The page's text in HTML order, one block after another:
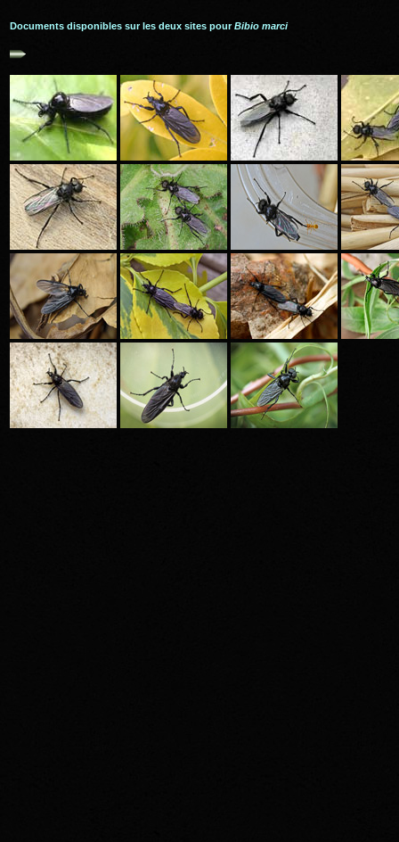
Documents disponibles sur les deux sites pourBibio marci